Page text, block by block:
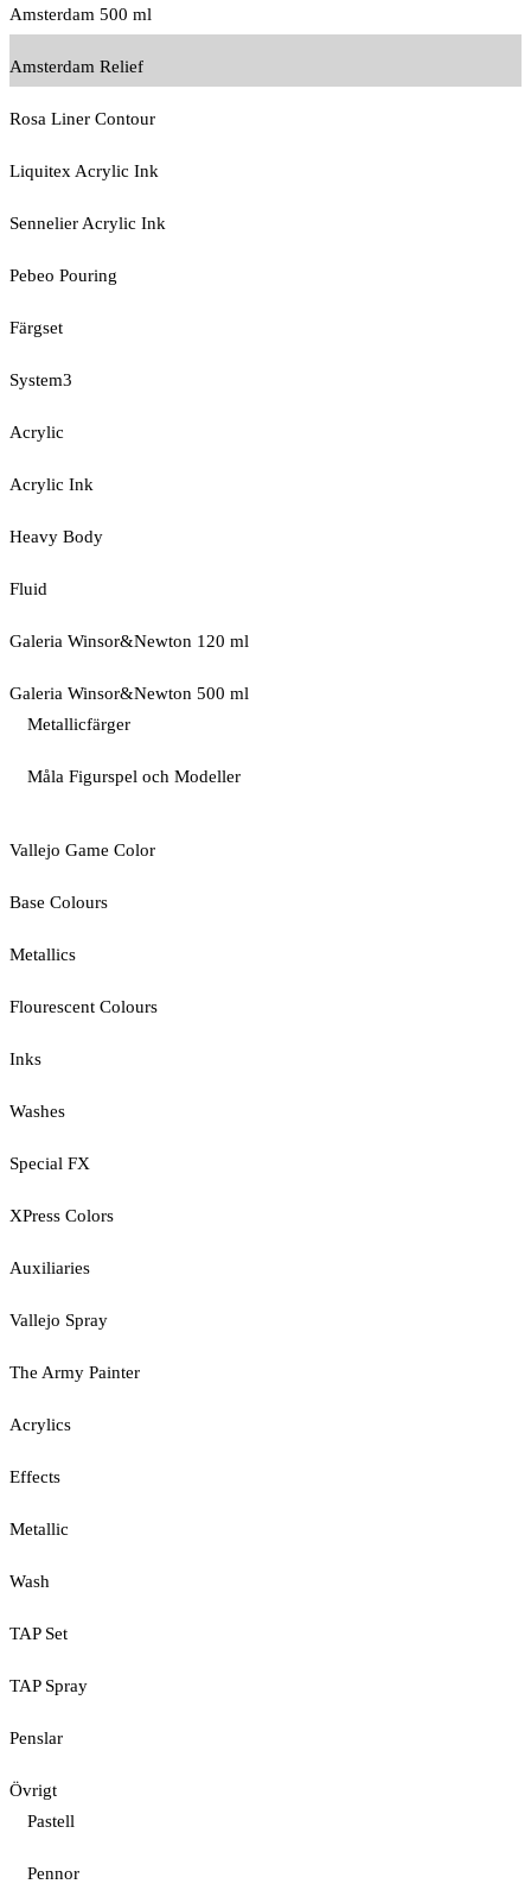
Amsterdam 500 ml
Amsterdam Relief
Rosa Liner Contour
Liquitex Acrylic Ink
Sennelier Acrylic Ink
Pebeo Pouring
Färgset
System3
Acrylic
Acrylic Ink
Heavy Body
Fluid
Galeria Winsor&Newton 120 ml
Galeria Winsor&Newton 500 ml
Metallicfärger
Måla Figurspel och Modeller
Vallejo Game Color
Base Colours
Metallics
Flourescent Colours
Inks
Washes
Special FX
XPress Colors
Auxiliaries
Vallejo Spray
The Army Painter
Acrylics
Effects
Metallic
Wash
TAP Set
TAP Spray
Penslar
Övrigt
Pastell
Pennor